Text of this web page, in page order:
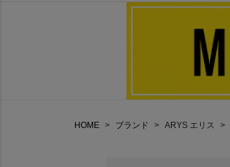
HOME ブランド ARYS エリス